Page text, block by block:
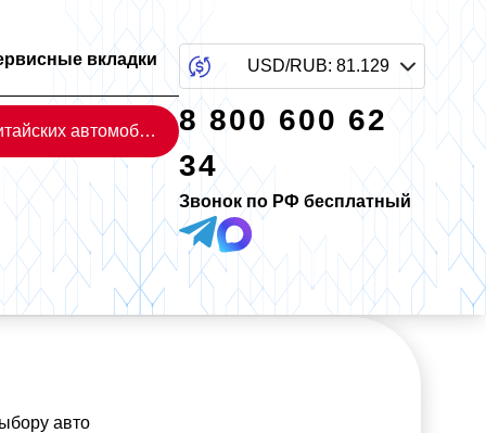
вкладки
Каталог китайских автомобилей
USD/RUB: 81.129
8 800 600 62
34
Звонок по РФ бесплатный
авто